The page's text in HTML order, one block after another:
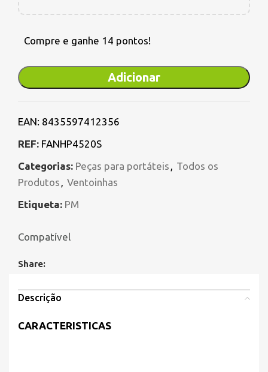
Compre e ganhe 14 pontos!
Adicionar
EAN: 8435597412356
REF: FANHP4520S
Categorias: Peças para portáteis
Todos os
Produtos
Ventoinhas
Etiqueta: PM
Compatível
Share:
Descrição
CARACTERISTICAS